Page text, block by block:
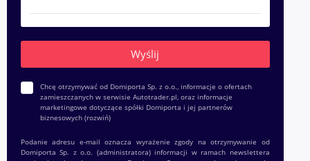
Chcę otrzymywać od Domiporta Sp. z o.o., informacje o ofertach
zamieszczanych w serwisie Autotrader.pl, oraz informacje
marketingowe dotyczące spółki Domiporta i jej partnerów
biznesowych (rozwiń)
Podanie adresu e-mail oznacza wyrażenie zgody na otrzymywanie od
Domiporta Sp. z o.o. (administratora) informacji w ramach newslettera